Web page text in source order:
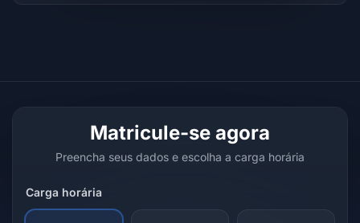
Matricule-se agora
Preencha seus dados e escolha a carga horária
Carga horária